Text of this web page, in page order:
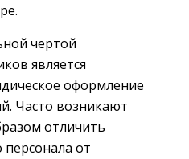
чертой
является
оформление
Часто возникают
отличить
персонала от